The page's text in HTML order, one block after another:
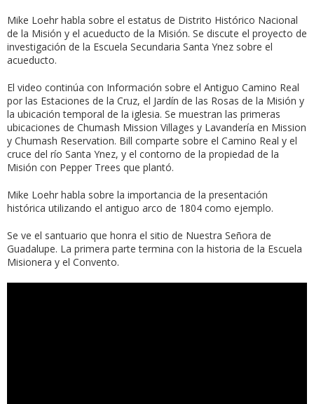
Mike Loehr habla sobre el estatus de Distrito Histórico Nacional
de la Misión y el acueducto de la Misión. Se discute el proyecto de
investigación de la Escuela Secundaria Santa Ynez sobre el
acueducto.
El video continúa con Información sobre el Antiguo Camino Real
por las Estaciones de la Cruz, el Jardín de las Rosas de la Misión y
la ubicación temporal de la iglesia. Se muestran las primeras
ubicaciones de Chumash Mission Villages y Lavandería en Mission
y Chumash Reservation. Bill comparte sobre el Camino Real y el
cruce del río Santa Ynez, y el contorno de la propiedad de la
Misión con Pepper Trees que plantó.
Mike Loehr habla sobre la importancia de la presentación
histórica utilizando el antiguo arco de 1804 como ejemplo.
Se ve el santuario que honra el sitio de Nuestra Señora de
Guadalupe. La primera parte termina con la historia de la Escuela
Misionera y el Convento.